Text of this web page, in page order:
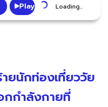
Play Loading...
ยนักท่องเที่ยววัย
กำลังกายที่